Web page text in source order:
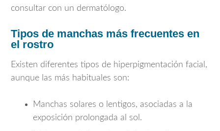
consultar con un dermatólogo.
Tipos de manchas más frecuentes en
el rostro
Existen diferentes tipos de hiperpigmentación facial,
aunque las más habituales son:
Manchas solares o lentigos, asociadas a la
exposición prolongada al sol.